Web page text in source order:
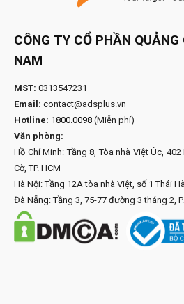
CÔNG TY CỔ PHẦN QUẢNG
NAM
MST: 0313547231
Email: contact@adsplus.vn
Hotline: 1800.0098 (Miễn phí)
Văn phòng:
Hồ Chí Minh: Tầng 8, Tòa nhà Việt Úc, 402
Cờ, TP. HCM
Hà Nội: Tầng 12A tòa nhà Việt, số 1 Thái
Đà Nẵng: Tầng 3, 75-77 đường 3 tháng 2,